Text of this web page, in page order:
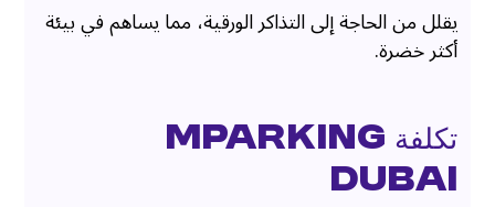
يقلل من الحاجة إلى التذاكر الورقية، مما يساهم في بيئة
أكثر خضرة.
تكلفة mParking
Dubai